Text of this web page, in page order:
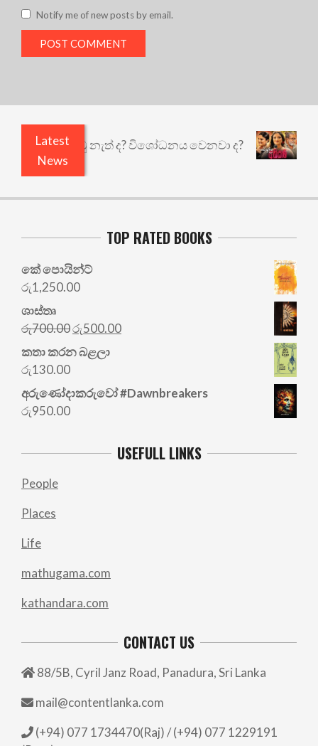
Notify me of new posts by email.
Latest
News
කුඩු නැත් ද? විශෝධනය වෙනවා ද?
TOP RATED BOOKS
කේ පොයින්ට්
රු1,250.00
ශාස්තෘ
රු700.00Original
price
was:
රු500.00Current
කතා කරන බළලා
රු130.00
අරු‍ණෝදාකරුවෝ #Dawnbreakers
රු950.00
USEFULL LINKS
People
Places
Life
mathugama.com
kathandara.com
CONTACT US
88/5B, Cyril Janz Road, Panadura, Sri Lanka
mail@contentlanka.com
(+94) 077 1734470(Raj) / (+94) 077 1229191